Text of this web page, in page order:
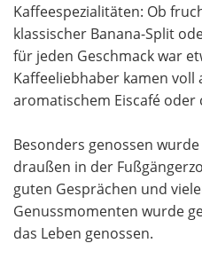
Kaffeespezialitäten: Ob
klassischer Banana-Split
für jeden Geschmack war
Kaffeeliebhaber kamen
aromatischem Eiscafé
Besonders genossen
draußen in der
guten Gesprächen und
Genussmomenten wurde
das Leben genossen.